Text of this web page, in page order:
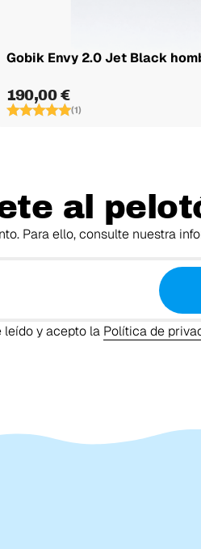
Gobik Envy 2.0 Jet Black
190,00 €
(1)
al
Para ello, consulte nuestra
leído y acepto la Política de